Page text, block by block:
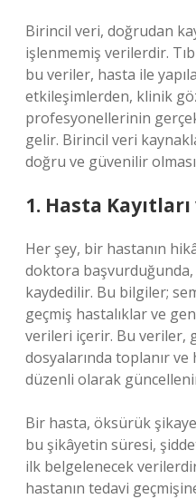
Birincil veri, doğrudan
işlenmemiş verilerdir.
bu veriler, hasta ile
etkileşimlerden, klinik
profesyonellerinin
gelir. Birincil veri
doğru ve güvenilir
1. Hasta
Her şey, bir hastanın
doktora
kaydedilir. Bu bilgiler;
geçmiş hastalıklar ve
verileri içerir. Bu veriler,
dosyalarında toplanır ve
düzenli olarak
Bir hasta, öksürük
bu şikâyetin süresi,
ilk belgelenecek
hastanın tedavi